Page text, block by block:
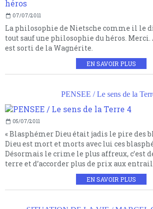
07/07/2011
La philosophie de Nietsche comme il le
tout sauf une philosophie du héros.
est sorti de la Wagnérite.
EN SAVOIR PLUS
PENSEE / Le sens de la
05/07/2011
« Blasphémer Dieu était jadis le pire des
Dieu est mort et morts avec lui ces
Désormais le crime le plus affreux, c’est
terre et d’accorder plus de prix aux
EN SAVOIR PLUS